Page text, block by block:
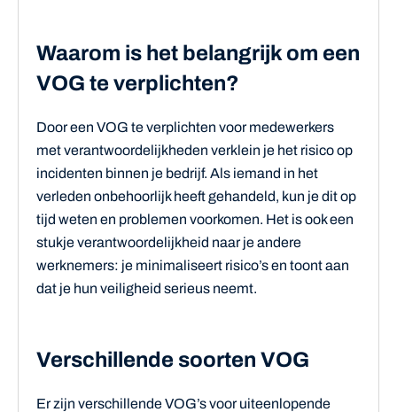
Waarom is het belangrijk om een
VOG te verplichten?
Door een VOG te verplichten voor medewerkers
met verantwoordelijkheden verklein je het risico op
incidenten binnen je bedrijf. Als iemand in het
verleden onbehoorlijk heeft gehandeld, kun je dit op
tijd weten en problemen voorkomen. Het is ook een
stukje verantwoordelijkheid naar je andere
werknemers: je minimaliseert risico’s en toont aan
dat je hun veiligheid serieus neemt.
Verschillende soorten VOG
Er zijn verschillende VOG’s voor uiteenlopende